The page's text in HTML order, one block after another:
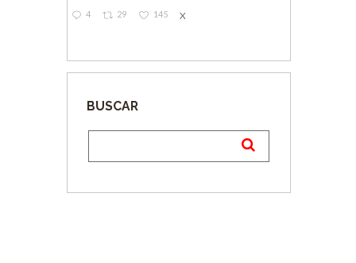
4 29 145 X
BUSCAR